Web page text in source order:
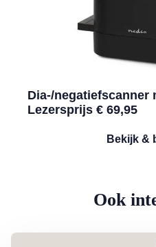
Dia-/negatiefscanner
Lezersprijs € 69,95
Bekijk &
Ook
Lees meer over Column Jan